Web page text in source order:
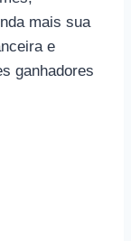
mais sua
e
ganhadores